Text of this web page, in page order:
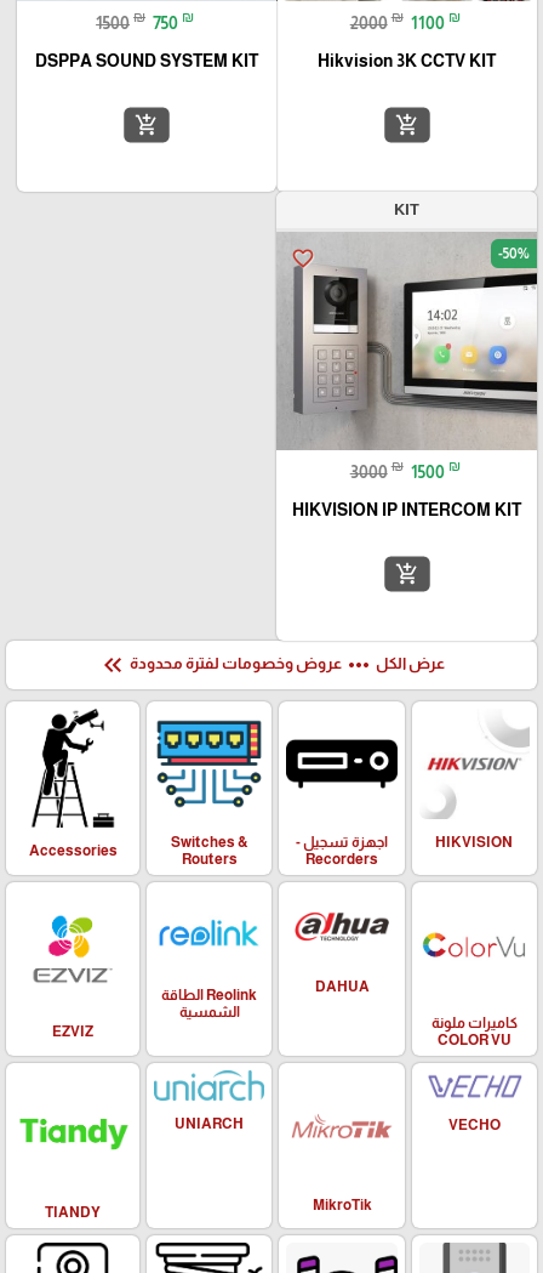
2000 ₪ 1100 ₪
Hikvision 3K CCTV KIT
add_shopping_cart
1500 ₪ 750 ₪
DSPPA SOUND SYSTEM KIT
add_shopping_cart
KIT
favorite_border -50%
3000 ₪ 1500 ₪
HIKVISION IP INTERCOM KIT
add_shopping_cart
عرض الكل more_horiz عروض وخصومات لفترة محدودة keyboard_double_arrow_left
HIKVISION
اجهزة تسجيل -
Recorders
Switches &
Routers
Accessories
كاميرات ملونة
COLOR VU
DAHUA
Reolink الطاقة
الشمسية
EZVIZ
VECHO
MikroTik
UNIARCH
TIANDY